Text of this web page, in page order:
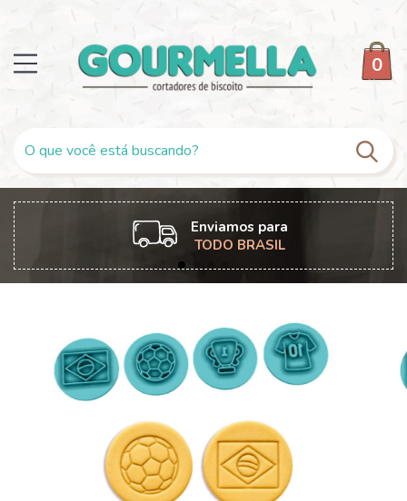
0
Enviamos para
TODO BRASIL